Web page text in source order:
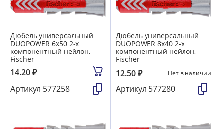
Дюбель универсальный
DUOPOWER 6х50 2-х
компонентный нейлон,
Fischer
14.20₽
Артикул 577258
Дюбель универсальный
DUOPOWER 8х40 2-х
компонентный нейлон,
Fischer
12.50₽ Нет в наличии
Артикул 577280